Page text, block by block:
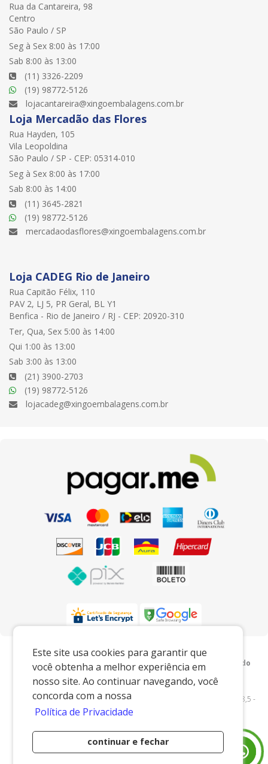
Este site usa cookies para garantir que
você obtenha a melhor experiência em
nosso site. Ao continuar navegando, você
concorda com a nossa
Política de Privacidade
continuar e fechar
Rua da Cantareira, 98
Centro
São Paulo / SP
Seg à Sex 8:00 às 17:00
Sab 8:00 às 13:00
(11) 3326-2209
(19) 98772-5126
lojacantareira@xingoembalagens.com.br
Loja Mercadão das Flores
Rua Hayden, 105
Vila Leopoldina
São Paulo / SP - CEP: 05314-010
Seg à Sex 8:00 às 17:00
Sab 8:00 às 14:00
(11) 3645-2821
(19) 98772-5126
mercadaodasflores@xingoembalagens.com.br
Loja CADEG Rio de Janeiro
Rua Capitão Félix, 110
PAV 2, LJ 5, PR Geral, BL Y1
Benfica - Rio de Janeiro / RJ - CEP: 20920-310
Ter, Qua, Sex 5:00 às 14:00
Qui 1:00 às 13:00
Sab 3:00 às 13:00
(21) 3900-2703
(19) 98772-5126
lojacadeg@xingoembalagens.com.br
Preços e condições exclusivos para o
www.xingoembalagens.com.br e para o televendas, podendo
sofrer alterações sem prévia notiﬁcação.
Xingó Embalagens|62.438.429/0001-12|
www.xingoembalagens.com.br| Rodovia Prefeito Aziz Lian, Km 28,5 -
s/n - Borda da Mata - Jaguariúna/SP - 13916-875 - E-mail:
Desenvolvido por